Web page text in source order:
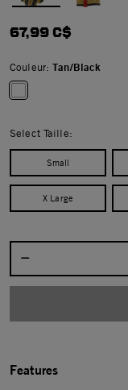
67,99 C$
Couleur:Tan/Black
Select Taille:
Small
X Large
Features